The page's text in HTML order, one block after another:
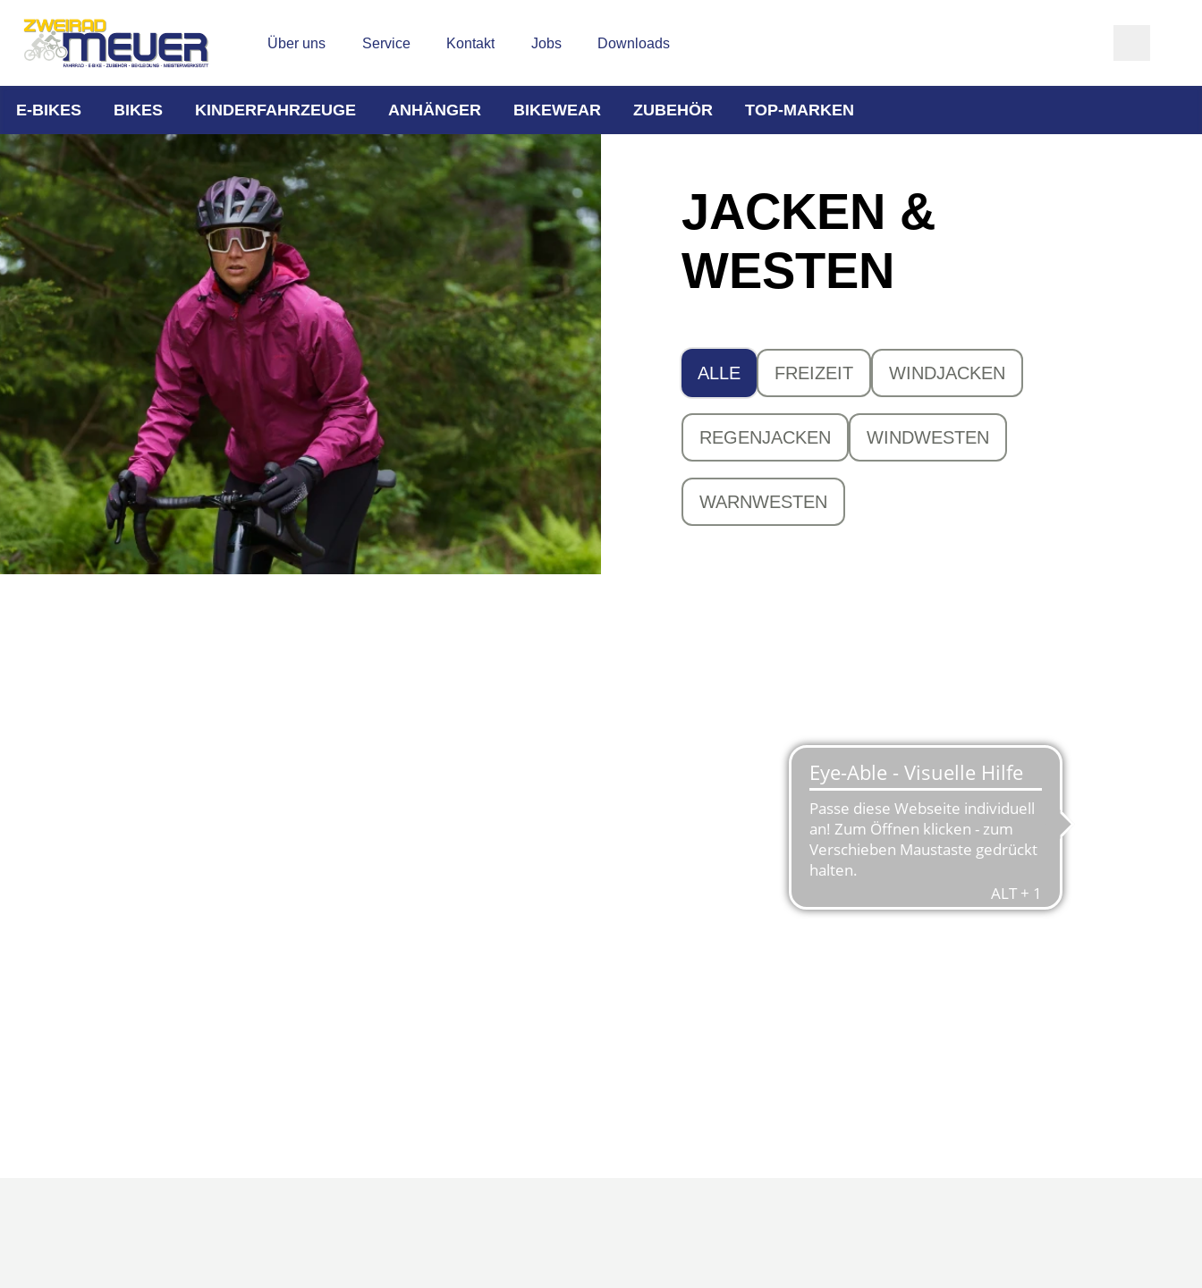
Über uns Service Kontakt Jobs Downloads
E-BIKES BIKES KINDERFAHRZEUGE ANHÄNGER BIKEWEAR ZUBEHÖR TOP-MARKEN
JACKEN &
WESTEN
ALLE FREIZEIT WINDJACKEN
REGENJACKEN WINDWESTEN
WARNWESTEN